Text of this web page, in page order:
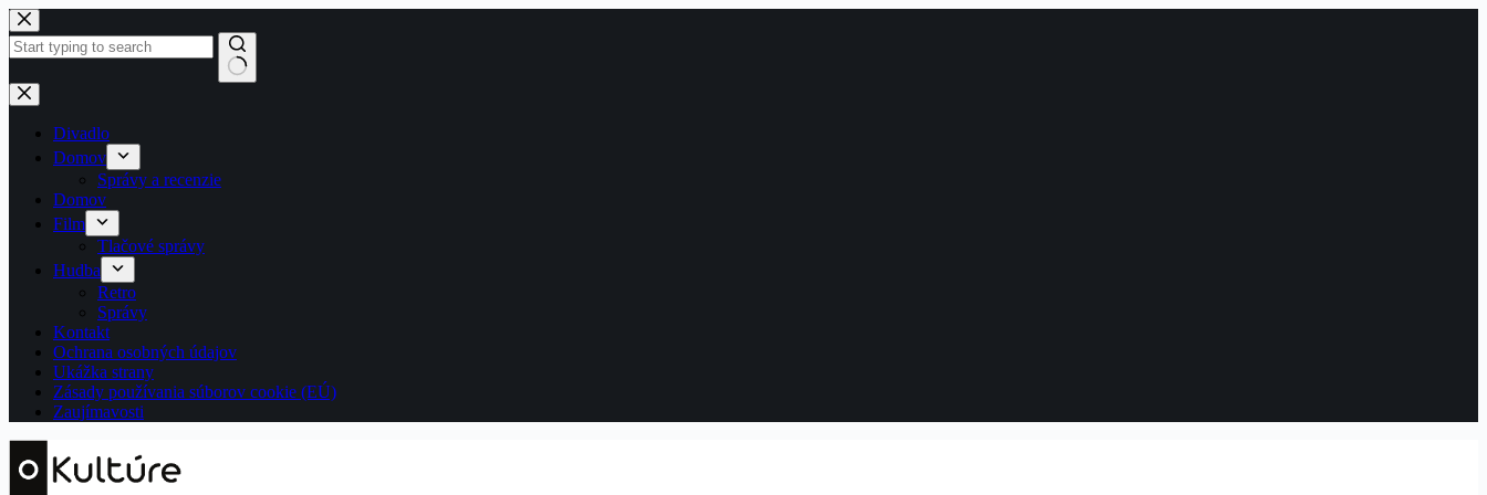
Skip
to
content
No
results
Divadlo
Domov
Správy a recenzie
Domov
Film
Tlačové správy
Hudba
Retro
Správy
Kontakt
Ochrana osobných údajov
Ukážka strany
Zásady používania súborov cookie (EÚ)
Zaujímavosti